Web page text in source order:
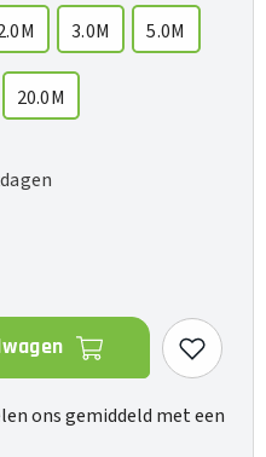
3.0M 5.0M
20.0M
ons gemiddeld met een